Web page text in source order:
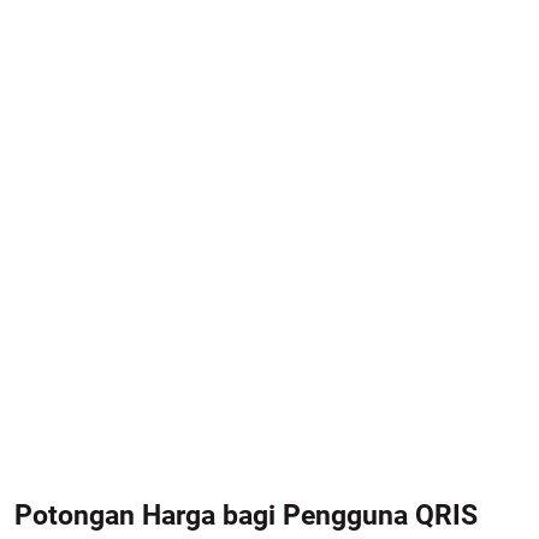
Potongan Harga bagi Pengguna QRIS